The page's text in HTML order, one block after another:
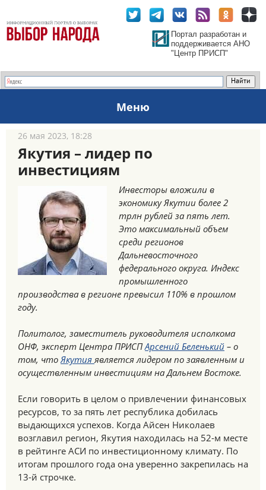
Портал разработан и
поддерживается АНО
"Центр ПРИСП"
Меню
26 мая 2023, 18:28
Якутия – лидер по
инвестициям
Инвесторы вложили в
экономику Якутии более 2
трлн рублей за пять лет.
Это максимальный объем
среди регионов
Дальневосточного
федерального округа. Индекс
промышленного
производства в регионе превысил 110% в прошлом
году.
Политолог, заместитель руководителя исполкома
ОНФ, эксперт Центра ПРИСПАрсений Беленький – о
том, чтоЯкутияявляется лидером по заявленным и
осуществленным инвестициям на Дальнем Востоке.
Если говорить в целом о привлечении финансовых
ресурсов, то за пять лет республика добилась
выдающихся успехов. Когда Айсен Николаев
возглавил регион, Якутия находилась на 52-м месте
в рейтинге АСИ по инвестиционному климату. По
итогам прошлого года она уверенно закрепилась на
13-й строчке.